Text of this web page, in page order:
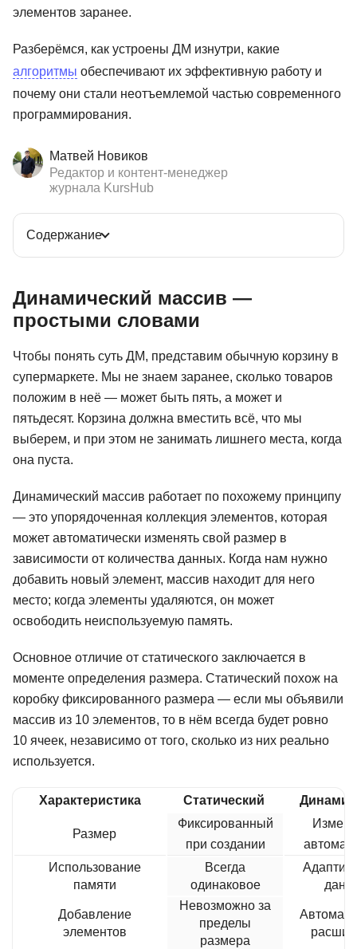
элементов заранее.
Разберёмся, как устроены ДМ изнутри, какие
алгоритмы обеспечивают их эффективную работу и
почему они стали неотъемлемой частью современного
программирования.
Матвей Новиков
Редактор и контент-менеджер
журнала KursHub
Содержание
Динамический массив —
простыми словами
Чтобы понять суть ДМ, представим обычную корзину в
супермаркете. Мы не знаем заранее, сколько товаров
положим в неё — может быть пять, а может и
пятьдесят. Корзина должна вместить всё, что мы
выберем, и при этом не занимать лишнего места, когда
она пуста.
Динамический массив работает по похожему принципу
— это упорядоченная коллекция элементов, которая
может автоматически изменять свой размер в
зависимости от количества данных. Когда нам нужно
добавить новый элемент, массив находит для него
место; когда элементы удаляются, он может
освободить неиспользуемую память.
Основное отличие от статического заключается в
моменте определения размера. Статический похож на
коробку фиксированного размера — если мы объявили
массив из 10 элементов, то в нём всегда будет ровно
10 ячеек, независимо от того, сколько из них реально
используется.
Характеристика Статический
Размер
Фиксированный
при создании
Использование
памяти
Всегда
одинаковое
Добавление
элементов
Невозможно за
пределы
размера